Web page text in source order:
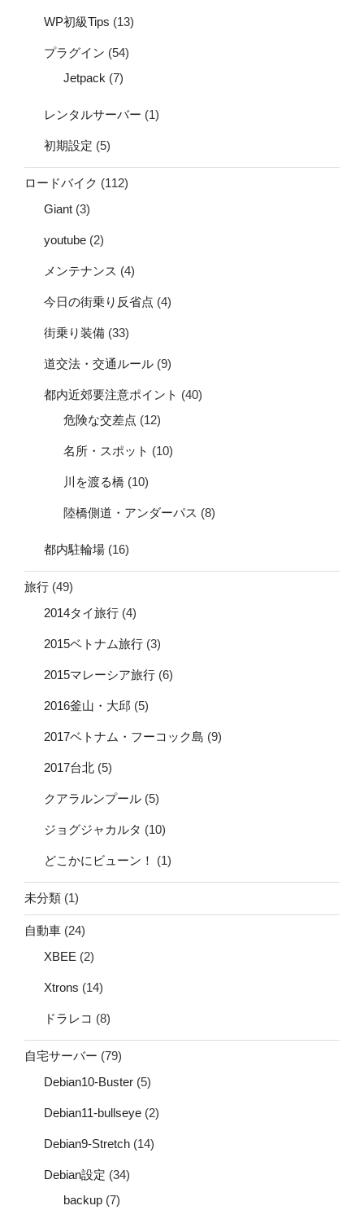
WP初級Tips (13)
プラグイン (54)
Jetpack (7)
レンタルサーバー (1)
初期設定 (5)
ロードバイク (112)
Giant (3)
youtube (2)
メンテナンス (4)
今日の街乗り反省点 (4)
街乗り装備 (33)
道交法・交通ルール (9)
都内近郊要注意ポイント (40)
危険な交差点 (12)
名所・スポット (10)
川を渡る橋 (10)
陸橋側道・アンダーパス (8)
都内駐輪場 (16)
旅行 (49)
2014タイ旅行 (4)
2015ベトナム旅行 (3)
2015マレーシア旅行 (6)
2016釜山・大邱 (5)
2017ベトナム・フーコック島 (9)
2017台北 (5)
クアラルンプール (5)
ジョグジャカルタ (10)
どこかにビューン！ (1)
未分類 (1)
自動車 (24)
XBEE (2)
Xtrons (14)
ドラレコ (8)
自宅サーバー (79)
Debian10-Buster (5)
Debian11-bullseye (2)
Debian9-Stretch (14)
Debian設定 (34)
backup (7)